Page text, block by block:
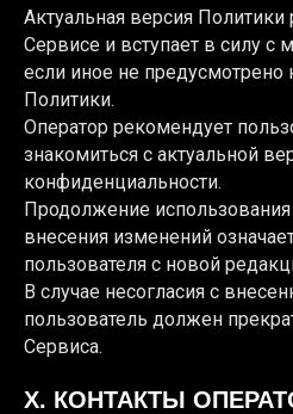
Актуальная версия Политики
Сервисе и вступает в силу с
если иное не предусмотрено
Политики.
Оператор рекомендует
знакомиться с актуальной
конфиденциальности.
Продолжение
внесения изменений
пользователя с новой
В случае несогласия с
пользователь должен
Сервиса.
X. КОНТАКТЫ